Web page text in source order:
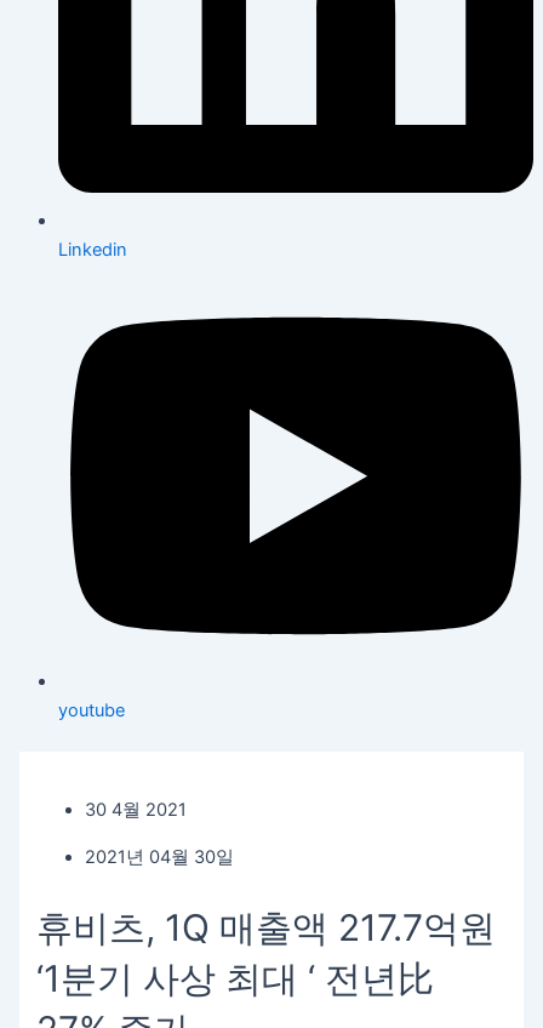
Linkedin
youtube
30 4월 2021
2021년 04월 30일
휴비츠, 1Q 매출액 217.7억원
‘1분기 사상 최대 ‘ 전년比